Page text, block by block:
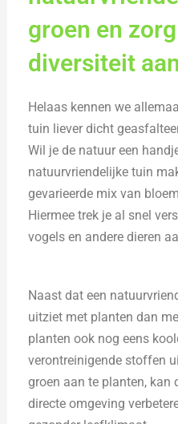
groen en
diversiteit
Helaas kennen we
tuin liever dicht
Wil je de natuur een
natuurvriendelijke tuin
gevarieerde mix van
Hiermee trek je al snel
vogels en andere dieren
Naast dat een
uitziet met planten dan
planten ook nog eens
verontreinigende stoffen
groen aan te planten, kan
directe omgeving